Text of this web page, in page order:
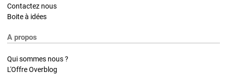
Contactez nous
Boite à idées
A propos
Qui sommes nous ?
L'Offre Overblog